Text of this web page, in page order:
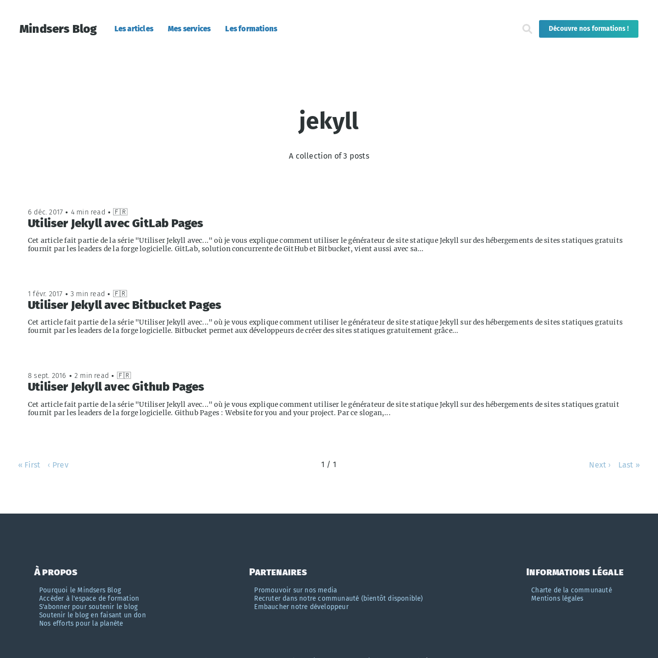
Mindsers Blog Les articles Mes services Les formations Découvre nos formations !
jekyll
A collection of 3 posts
6 déc. 2017 • 4 min read • 🇫🇷
Utiliser Jekyll avec GitLab Pages
Cet article fait partie de la série "Utiliser Jekyll avec..." où je vous explique comment utiliser le générateur de site statique Jekyll sur des hébergements de sites statiques gratuits
fournit par les leaders de la forge logicielle. GitLab, solution concurrente de GitHub et Bitbucket, vient aussi avec sa...
1 févr. 2017 • 3 min read • 🇫🇷
Utiliser Jekyll avec Bitbucket Pages
Cet article fait partie de la série "Utiliser Jekyll avec..." où je vous explique comment utiliser le générateur de site statique Jekyll sur des hébergements de sites statiques gratuits
fournit par les leaders de la forge logicielle. Bitbucket permet aux développeurs de créer des sites statiques gratuitement grâce...
8 sept. 2016 • 2 min read • 🇫🇷
Utiliser Jekyll avec Github Pages
Cet article fait partie de la série "Utiliser Jekyll avec..." où je vous explique comment utiliser le générateur de site statique Jekyll sur des hébergements de sites statiques gratuit
fournit par les leaders de la forge logicielle. Github Pages : Website for you and your project. Par ce slogan,...
« First ‹ Prev 1 / 1 Next › Last »
À propos
Pourquoi le Mindsers Blog
Accèder à l'espace de formation
S'abonner pour soutenir le blog
Soutenir le blog en faisant un don
Nos efforts pour la planète
Partenaires
Promouvoir sur nos media
Recruter dans notre communauté (bientôt disponible)
Embaucher notre développeur
Informations légale
Charte de la communauté
Mentions légales